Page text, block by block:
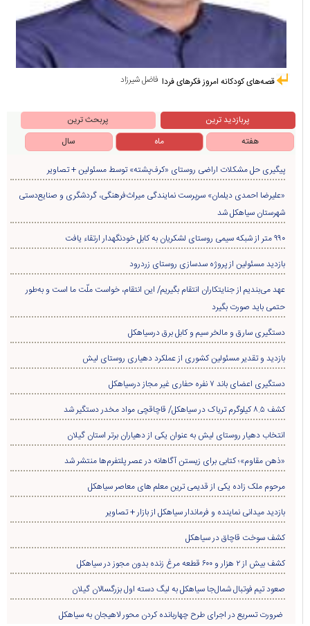
فاضل شیرزاد قصه‌های کودکانه امروز فکرهای فردا
پربازدید ترین
پربحث ترین
هفته
ماه سال
پیگیری حل مشکلات اراضی روستای «کرف‌پشته» توسط مسئولین + تصاویر
«علیرضا احمدی دیلمان» سرپرست نمایندگی میراث‌فرهنگی، گردشگری و صنایع‌دستی
شهرستان سیاهکل شد
۹۹۰ متر از شبکه سیمی روستای لشکریان به کابل خودنگهدار ارتقاء یافت
بازدید مسئولین از پروژه سدسازی روستای زردرود
عهد می‌بندیم از جنایتکاران انتقام بگیریم/ این انتقام، خواست ملّت ما است و به‌طور
حتمی باید صورت بگیرد
دستگیری سارق و مالخر سیم و کابل برق درسیاهکل
بازدید و تقدیر مسئولین کشوری از عملکرد دهیاری روستای لیش
دستگیری اعضای باند ۷ نفره حفاری غير مجاز درسیاهکل
کشف ۸.۵ کیلوگرم تریاک در سیاهکل/ قاچاقچی مواد مخدر دستگیر شد
انتخاب دهیار روستای لیش به عنوان یکی از دهیاران برتر استان گیلان
«ذهن مقاوم»؛ کتابی برای زیستن آگاهانه در عصر پلتفرم‌ها منتشر شد
مرحوم ملک زاده یکی از قدیمی ترین معلم های معاصر سیاهکل
بازدید میدانی نماینده و فرماندار سیاهکل از بازار + تصاویر
کشف سوخت قاچاق در سياهکل
کشف بیش از ۲ هزار و ۶۰۰ قطعه مرغ زنده بدون مجوز در سیاهکل
صعود تیم فوتبال شمال‌جا‌ سیاهکل به لیگ دسته اول بزرگسالان گیلان
ضرورت تسریع در اجرای طرح چهاربانده کردن محور لاهیجان به سیاهکل